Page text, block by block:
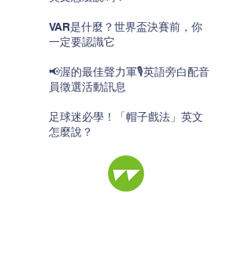
VAR是什麼？世界盃決賽前，你
一定要認識它
📢渥的最佳聲力軍🎙️英語旁白配音
員徵選活動訊息
足球迷必學！「帽子戲法」英文
怎麼說？